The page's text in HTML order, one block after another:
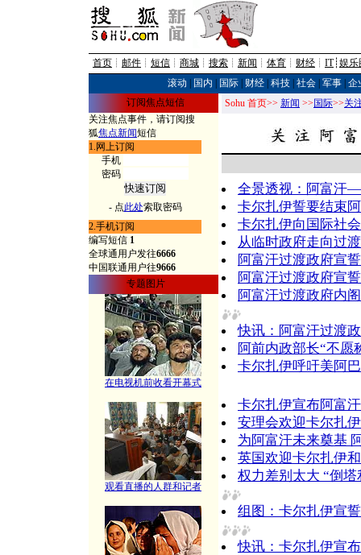
首页 ┊ 邮件 ┊ 短信 ┊ 商城 ┊ 搜索 ┊ 新闻 ┊ 体育 ┊ 财经 ┊ IT┊ 娱乐
滚动
国内 国际| 财经| 科技| 社会| 军事| 企
订阅焦点短信
关注焦点事件，请订阅搜
狐焦点新闻短信
1.网上订阅
手机
密码
- 点此处索取密码
2.手机订阅
编写短信 1
全球通用户发往6666
中国联通用户往9666
专题图片
在电视机前收看开幕式
观看直播的人群和记者
Sohu 首页>> 新闻 >> 国际>>关
全景透视：阿富汗
卡尔扎伊誓要结束
卡尔扎伊向国际社
从临时政府走向过
阿富汗过渡政府宣
阿富汗过渡政府宣
阿富汗过渡政府内
快讯：阿富汗过渡
阿前内政部长“不愿
卡尔扎伊呼吁美阿
卡尔扎伊宣布阿富
安理会欢迎卡尔扎
为阿富汗未来奠基
英国欢迎卡尔扎伊
权力差别太大 “倒
组图：卡尔扎伊宣
快讯：卡尔扎伊宣